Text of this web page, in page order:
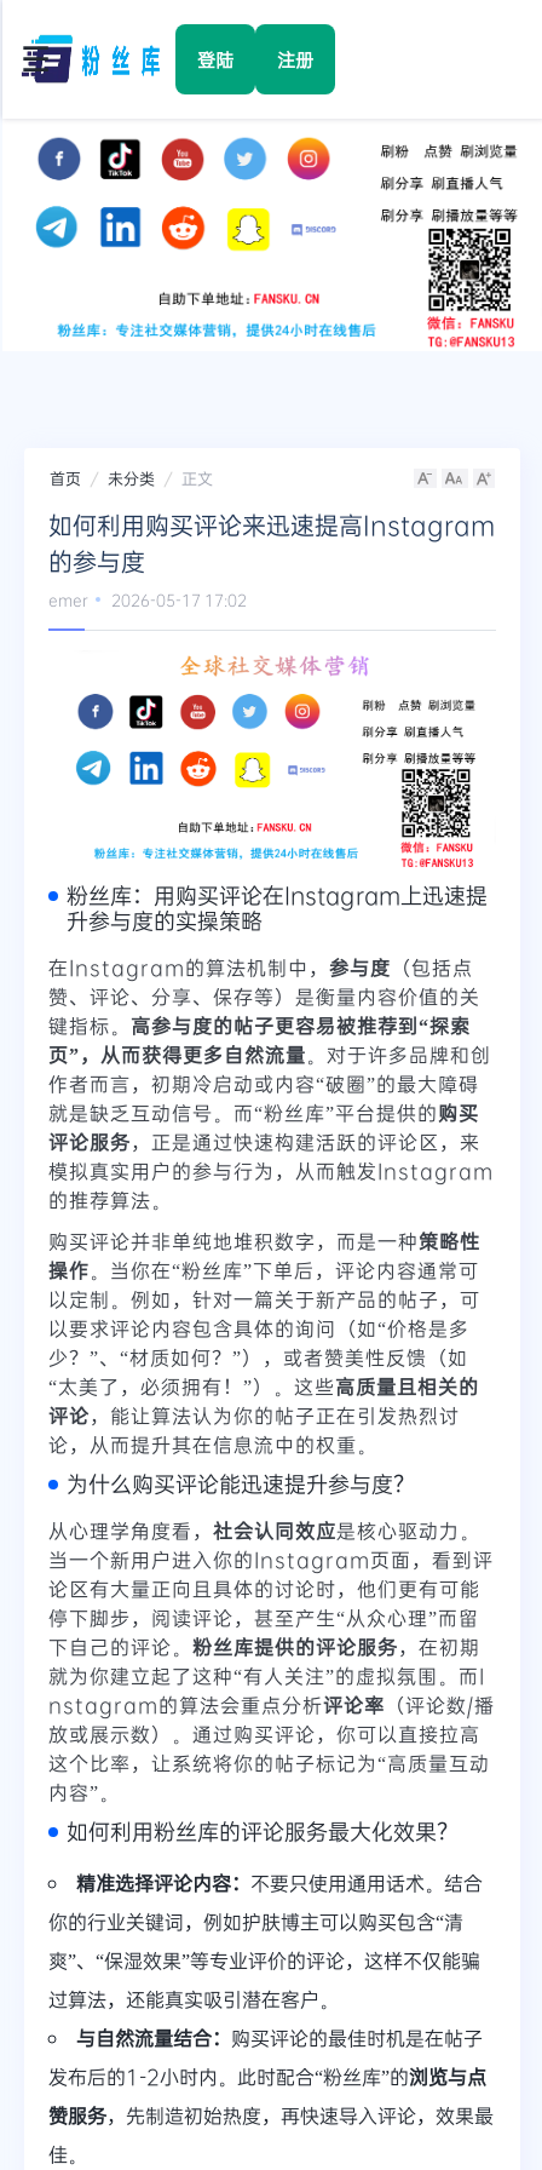
☰ 登陆 注册
Facebook
TikTok
YouTube
Twitter
首页 未分类 正文
如何利用购买评论来迅速提高Instagram
的参与度
emer 2026-05-17 17:02
粉丝库：用购买评论在Instagram上迅速提
升参与度的实操策略
在Instagram的算法机制中， 参与度 （包括点
赞、评论、分享、保存等）是衡量内容价值的关
键指标。 高参与度的帖子更容易被推荐到“探索
页”，从而获得更多自然流量。对于许多品牌和创
作者而言，初期冷启动或内容“破圈”的最大障碍
就是缺乏互动信号。而“粉丝库”平台提供的购买
评论服务，正是通过快速构建活跃的评论区，来
模拟真实用户的参与行为，从而触发Instagram
的推荐算法。
购买评论并非单纯地堆积数字，而是一种策略性
操作。当你在“粉丝库”下单后，评论内容通常可
以定制。例如，针对一篇关于新产品的帖子，可
以要求评论内容包含具体的询问（如“价格是多
少？”、“材质如何？”），或者赞美性反馈（如
“太美了，必须拥有！”）。这些高质量且相关的
评论，能让算法认为你的帖子正在引发热烈讨
论，从而提升其在信息流中的权重。
为什么购买评论能迅速提升参与度？
从心理学角度看， 社会认同效应是核心驱动力。
当一个新用户进入你的Instagram页面，看到评
论区有大量正向且具体的讨论时，他们更有可能
停下脚步，阅读评论，甚至产生“从众心理”而留
下自己的评论。 粉丝库提供的评论服务，在初期
就为你建立起了这种“有人关注”的虚拟氛围。而I
nstagram的算法会重点分析评论率 （评论数/播
放或展示数）。通过购买评论，你可以直接拉高
这个比率，让系统将你的帖子标记为“高质量互动
内容”。
如何利用粉丝库的评论服务最大化效果？
精准选择评论内容： 不要只使用通用话术。结合
你的行业关键词，例如护肤博主可以购买包含“清
爽”、“保湿效果”等专业评价的评论，这样不仅能骗
过算法，还能真实吸引潜在客户。
与自然流量结合： 购买评论的最佳时机是在帖子
发布后的1-2小时内。此时配合“粉丝库”的浏览与点
赞服务，先制造初始热度，再快速导入评论，效果最
佳。